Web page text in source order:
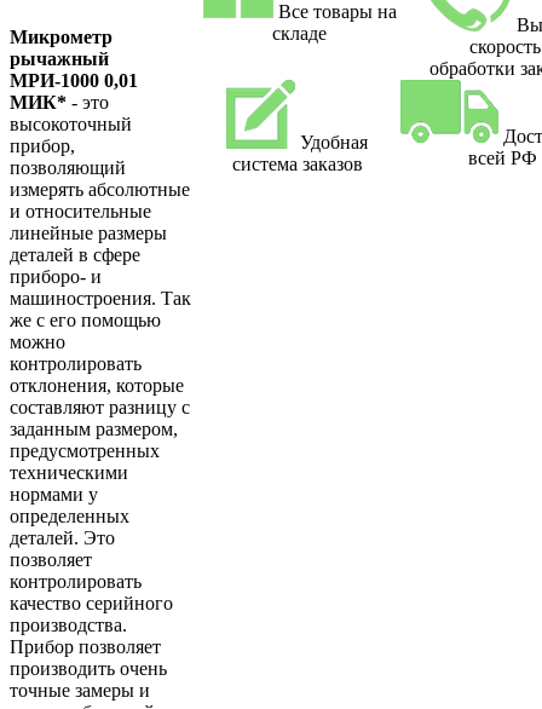
Микрометр
рычажный
МРИ-1000 0,01
МИК* - это
высокоточный
прибор,
позволяющий
измерять абсолютные
и относительные
линейные размеры
деталей в сфере
приборо- и
машиностроения. Так
же с его помощью
можно
контролировать
отклонения, которые
составляют разницу с
заданным размером,
предусмотренных
техническими
нормами у
определенных
деталей. Это
позволяет
контролировать
качество серийного
производства.
Прибор позволяет
производить очень
точные замеры и
Все товары на
складе
скорость
обработки
Удобная
система заказов
всей РФ